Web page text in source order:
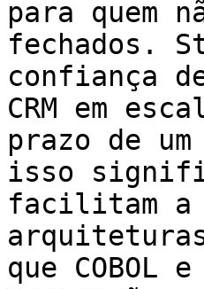
para quem
fechados.
confiança
CRM em
prazo de
isso
facilitam a
que COBOL